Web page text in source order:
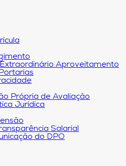
Aproveitamento
Própria de Avaliação
Jurídica
Salarial
do DPO